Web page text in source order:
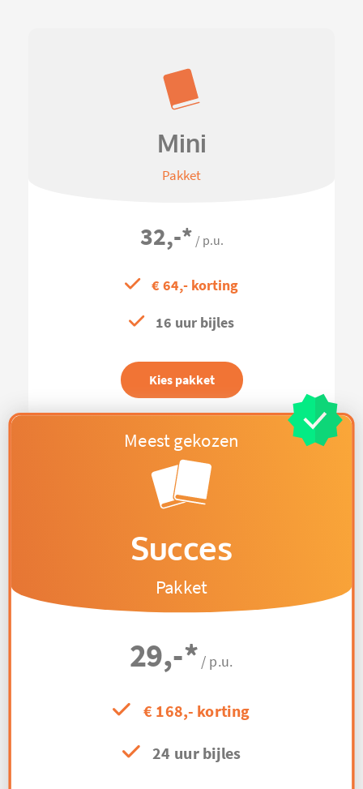
Mini
Pakket
32,-* / p.u.
€ 64,- korting
16 uur bijles
Kies pakket
Succes
Pakket
29,-* / p.u.
€ 168,- korting
24 uur bijles